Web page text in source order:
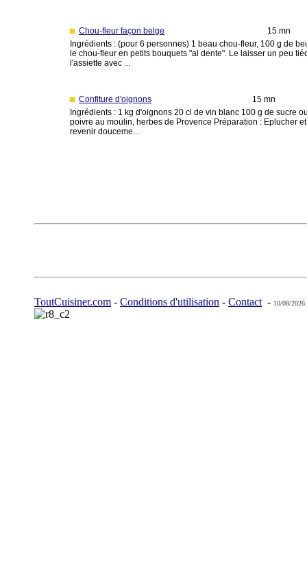
Chou-fleur façon belge
15 mn
Ingrédients : (pour 6 personnes) 1 beau chou-fleur, 100 g de
le chou-fleur en petits bouquets "al dente". Le laisser un peu
l'assiette avec ...
Confiture d'oignons
15 mn
Ingrédients : 1 kg d'oignons 20 cl de vin blanc 100 g de sucre
poivre au moulin, herbes de Provence Préparation : Eplucher
revenir douceme...
ToutCuisiner.com - Conditions d'utilisation - Contact - 10/08/2026